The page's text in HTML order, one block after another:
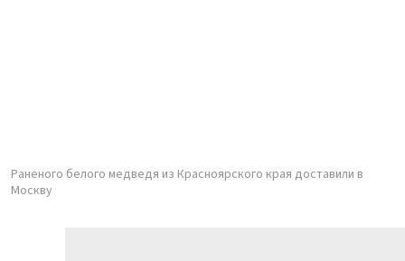
Раненого белого медведя из Красноярского края доставили в
Москву